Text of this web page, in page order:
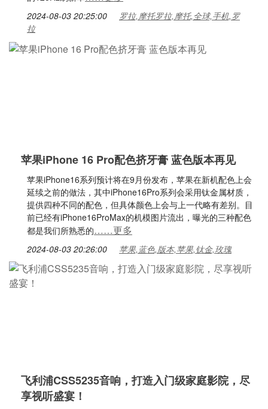
2024-08-03 20:25:00
罗拉,摩托罗拉,摩托,全球,手机,罗
拉
苹果iPhone 16 Pro配色挤牙膏 蓝色版本再见
苹果iPhone16系列预计将在9月份发布，苹果在新机配色上会
延续之前的做法，其中iPhone16Pro系列会采用钛金属材质，
提供四种不同的配色，但具体颜色上会与上一代略有差别。目
前已经有iPhone16ProMax的机模图片流出，曝光的三种配色
都是我们所熟悉的……更多
2024-08-03 20:26:00 苹果,蓝色,版本,苹果,钛金,玫瑰
飞利浦CSS5235音响，打造入门级家庭影院，尽
享视听盛宴！